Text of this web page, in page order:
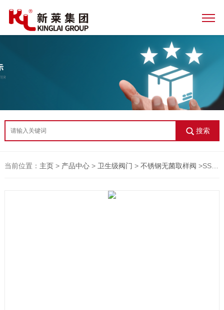
搜索
当前位置： 主页> 产品中心> 卫生级阀门 > 不锈钢无菌取样阀 >SS系列不锈钢无菌取样阀